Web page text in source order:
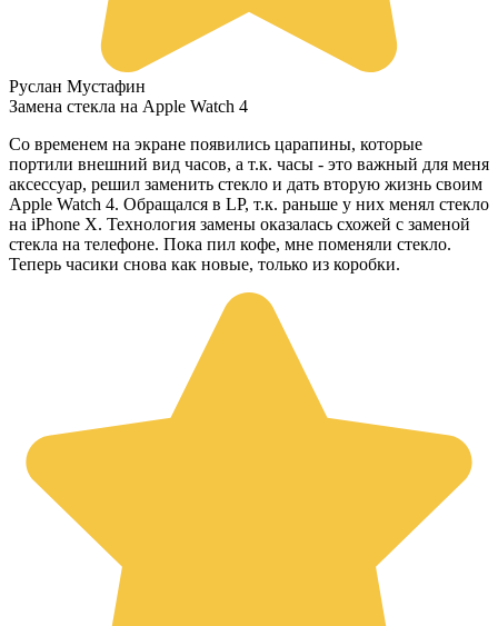
Руслан Мустафин
Замена стекла на Apple Watch 4
Со временем на экране появились царапины, которые
портили внешний вид часов, а т.к. часы - это важный для меня
аксессуар, решил заменить стекло и дать вторую жизнь своим
Apple Watch 4. Обращался в LP, т.к. раньше у них менял стекло
на iPhone X. Технология замены оказалась схожей с заменой
стекла на телефоне. Пока пил кофе, мне поменяли стекло.
Теперь часики снова как новые, только из коробки.